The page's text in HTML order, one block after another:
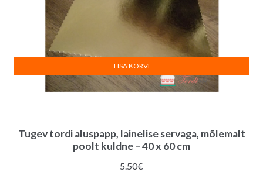
Tugev tordi aluspapp, lainelise servaga, mõlemalt
poolt kuldne – 40 x 60 cm
5.50€
LISA KORVI